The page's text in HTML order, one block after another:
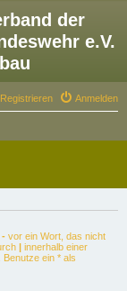
der
e.V.
Anmelden
Registrieren
- vor ein Wort, das nicht
| innerhalb einer
ein * als